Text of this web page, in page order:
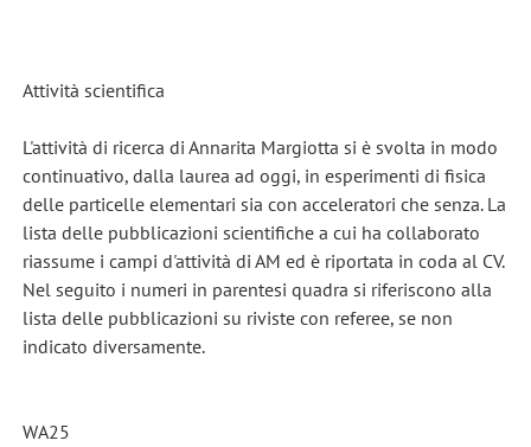
Attività scientifica
L'attività di ricerca di Annarita Margiotta si è svolta in modo
continuativo, dalla laurea ad oggi, in esperimenti di fisica
delle particelle elementari sia con acceleratori che senza. La
lista delle pubblicazioni scientifiche a cui ha collaborato
riassume i campi d'attività di AM ed è riportata in coda al CV.
Nel seguito i numeri in parentesi quadra si riferiscono alla
lista delle pubblicazioni su riviste con referee, se non
indicato diversamente.
WA25